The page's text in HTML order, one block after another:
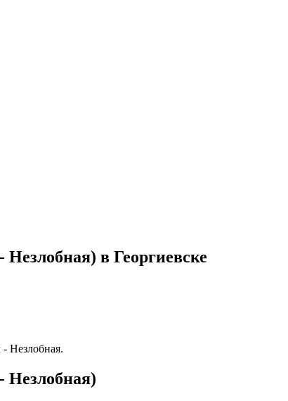
в Георгиевске
Незлобная.
Незлобная)